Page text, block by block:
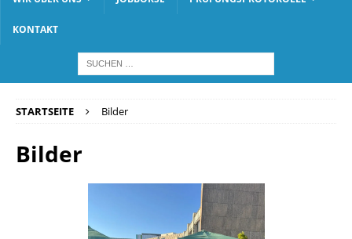
KONTAKT
STARTSEITE Bilder
Bilder